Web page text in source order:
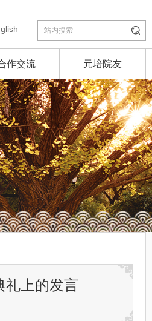
作交流 元培院友
礼上的发言